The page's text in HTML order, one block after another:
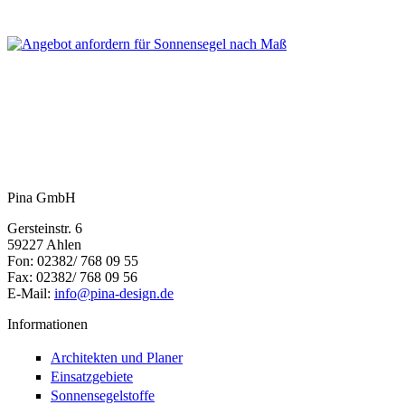
Pina GmbH
Gersteinstr. 6
59227 Ahlen
Fon: 02382/ 768 09 55
Fax: 02382/ 768 09 56
E-Mail: info@pina-design.de
Informationen
Architekten und Planer
Einsatzgebiete
Sonnensegelstoffe